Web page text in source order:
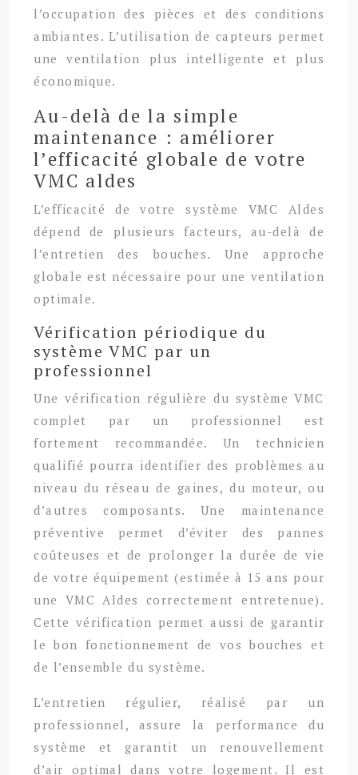
l’occupation des pièces et des conditions
ambiantes. L’utilisation de capteurs permet
une ventilation plus intelligente et plus
économique.
Au-delà de la simple
maintenance : améliorer
l’efficacité globale de votre
VMC aldes
L’efficacité de votre système VMC Aldes
dépend de plusieurs facteurs, au-delà de
l’entretien des bouches. Une approche
globale est nécessaire pour une ventilation
optimale.
Vérification périodique du
système VMC par un
professionnel
Une vérification régulière du système VMC
complet par un professionnel est
fortement recommandée. Un technicien
qualifié pourra identifier des problèmes au
niveau du réseau de gaines, du moteur, ou
d’autres composants. Une maintenance
préventive permet d’éviter des pannes
coûteuses et de prolonger la durée de vie
de votre équipement (estimée à 15 ans pour
une VMC Aldes correctement entretenue).
Cette vérification permet aussi de garantir
le bon fonctionnement de vos bouches et
de l’ensemble du système.
L’entretien régulier, réalisé par un
professionnel, assure la performance du
système et garantit un renouvellement
d’air optimal dans votre logement. Il est